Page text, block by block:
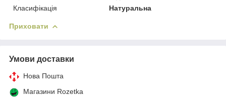
Класифікація
Натуральна
Приховати
Умови доставки
Нова Пошта
Магазини Rozetka